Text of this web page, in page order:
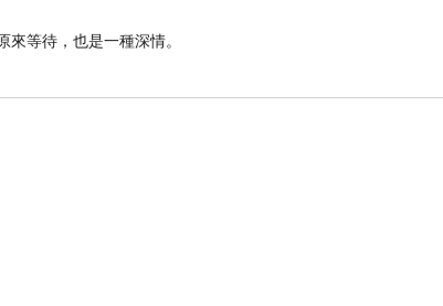
所以將此廟定名為「雙鯉古地」。
蓮花穴。
周也落下數千發砲彈，
等待，也是一種深情。